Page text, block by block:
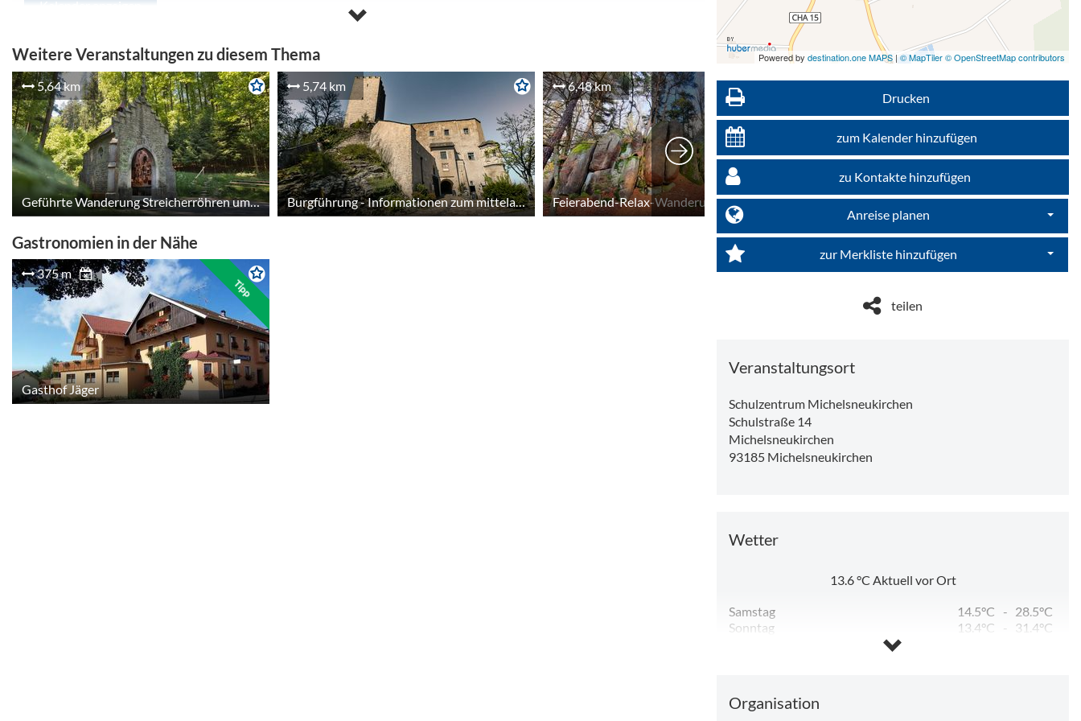
Kalender anzeigen
Weitere Veranstaltungen zu diesem Thema
5,64 km
Geführte Wanderung Streicherröhren um den Traubenberg mit Edeltraud Bräu
5,74 km
Burgführung - Informationen zum mittelalterlichen Leben auf der Burg
6,48 km
Feierabend-Relax-Wanderung auf den majestätischen Semmelberg geführt durch Michaela Dengler
9,39 km
Patrozinium St Laurentius
Gastronomien in der Nähe
375 m
Tipp
Gasthof Jäger
Powered by destination.one MAPS | © MapTiler © OpenStreetMap contributors
Drucken
zum Kalender hinzufügen
zu Kontakte hinzufügen
Anreise planen
zur Merkliste hinzufügen
teilen
Veranstaltungsort
Schulzentrum Michelsneukirchen
Schulstraße 14
Michelsneukirchen
93185 Michelsneukirchen
Wetter
13.6°C Aktuell vor Ort
Samstag 14.5°C - 28.5°C
Sonntag
13.4°C -
31.4°C
Organisation